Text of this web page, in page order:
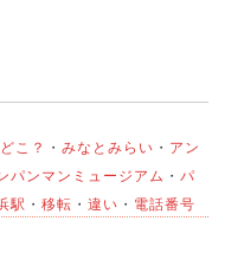
どこ？ ・ みなとみらい ・ アン
パンマンミュージアム ・ パ
駅 ・ 移転 ・ 違い ・ 電話番号